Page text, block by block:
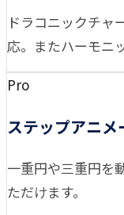
ドラコニックチャ
応。またハーモニ
Pro
ステップアニメ
一重円や三重円を
ただけます。